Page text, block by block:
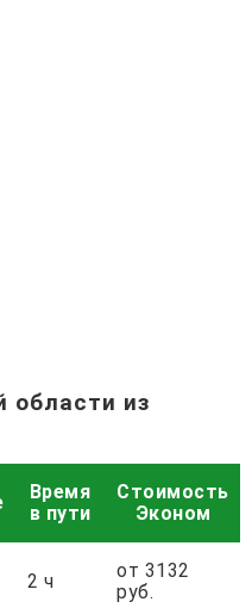
области из
Время
в пути
Стоимость
Эконом
2 ч
от 3132
руб.